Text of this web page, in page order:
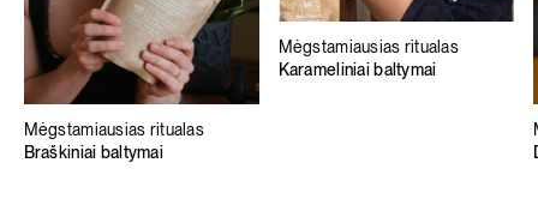
Mėgstamiausias ritualas
Braškiniai baltymai
Mėgstamiausias ritualas
Karameliniai baltymai